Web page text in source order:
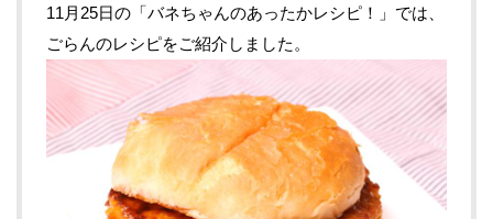
11月25日の「バネちゃんのあったかレシピ！」では、
ごらんのレシピをご紹介しました。